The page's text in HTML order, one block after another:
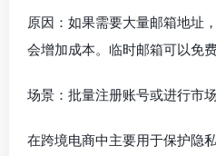
原因：如果需要大量邮箱地址
会增加成本。临时邮箱可以免
场景：批量注册账号或进行市场
在跨境电商中主要用于保护隐